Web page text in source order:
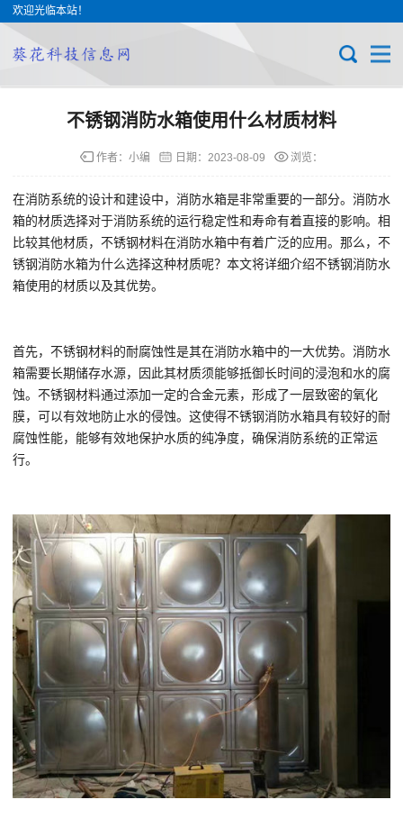
欢迎光临本站！
不锈钢消防水箱使用什么材质材料
作者：小编 日期： 2023-08-09 浏览：
在消防系统的设计和建设中，消防水箱是非常重要的一部分。消防水
箱的材质选择对于消防系统的运行稳定性和寿命有着直接的影响。相
比较其他材质，不锈钢材料在消防水箱中有着广泛的应用。那么，不
锈钢消防水箱为什么选择这种材质呢？本文将详细介绍不锈钢消防水
箱使用的材质以及其优势。
首先，不锈钢材料的耐腐蚀性是其在消防水箱中的一大优势。消防水
箱需要长期储存水源，因此其材质须能够抵御长时间的浸泡和水的腐
蚀。不锈钢材料通过添加一定的合金元素，形成了一层致密的氧化
膜，可以有效地防止水的侵蚀。这使得不锈钢消防水箱具有较好的耐
腐蚀性能，能够有效地保护水质的纯净度，确保消防系统的正常运
行。